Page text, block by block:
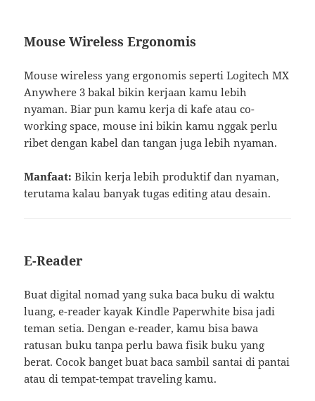
Mouse Wireless Ergonomis
Mouse wireless yang ergonomis seperti Logitech MX
Anywhere 3 bakal bikin kerjaan kamu lebih
nyaman. Biar pun kamu kerja di kafe atau co-
working space, mouse ini bikin kamu nggak perlu
ribet dengan kabel dan tangan juga lebih nyaman.
Manfaat: Bikin kerja lebih produktif dan nyaman,
terutama kalau banyak tugas editing atau desain.
E-Reader
Buat digital nomad yang suka baca buku di waktu
luang, e-reader kayak Kindle Paperwhite bisa jadi
teman setia. Dengan e-reader, kamu bisa bawa
ratusan buku tanpa perlu bawa fisik buku yang
berat. Cocok banget buat baca sambil santai di pantai
atau di tempat-tempat traveling kamu.